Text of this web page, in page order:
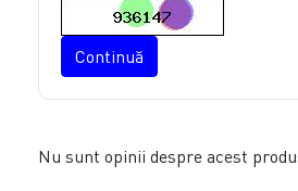
Continuă
Nu sunt opinii despre acest